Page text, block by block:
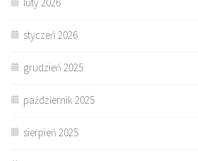
styczeń 2026
grudzień 2025
październik 2025
sierpień 2025